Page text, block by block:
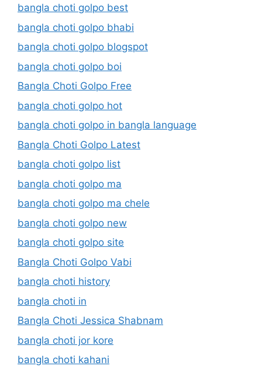
bangla choti golpo best
bangla choti golpo bhabi
bangla choti golpo blogspot
bangla choti golpo boi
Bangla Choti Golpo Free
bangla choti golpo hot
bangla choti golpo in bangla language
Bangla Choti Golpo Latest
bangla choti golpo list
bangla choti golpo ma
bangla choti golpo ma chele
bangla choti golpo new
bangla choti golpo site
Bangla Choti Golpo Vabi
bangla choti history
bangla choti in
Bangla Choti Jessica Shabnam
bangla choti jor kore
bangla choti kahani